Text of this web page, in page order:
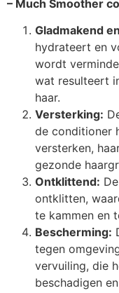
– Much Smoother
Gladmakend
hydrateert en
wordt
wat resulteert
haar.
Versterking:
de conditioner
versterken,
gezonde
Ontklittend:
ontklitten,
te kammen en
Bescherming:
tegen
vervuiling, die
beschadigen